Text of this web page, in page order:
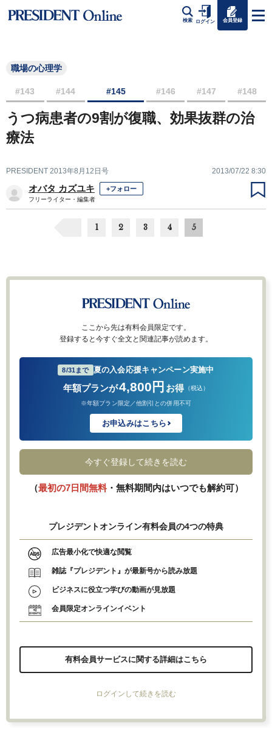
検索 ログイン 会員登録
職場の心理学
#143 #144 #145 #146 #147 #148
うつ病患者の9割が復職、効果抜群の治
療法
PRESIDENT 2013年8月12日号 2013/07/22 8:30
オバタ カズユキ +フォロー
フリーライター・編集者
1 2 3 4 5
ここから先は有料会員限定です。
登録すると今すぐ全文と関連記事が読めます。
8/31まで 夏の入会応援キャンペーン実施中
年額プランが4,800円 お得 （税込）
※年額プラン限定／他割引との併用不可
お申込みはこちら
今すぐ登録して続きを読む
（最初の7日間無料・無料期間内はいつでも解約可）
プレジデントオンライン有料会員の4つの特典
広告最小化で快適な閲覧
雑誌『プレジデント』が最新号から読み放題
ビジネスに役立つ学びの動画が見放題
会員限定オンラインイベント
有料会員サービスに関する詳細はこちら
ログインして続きを読む